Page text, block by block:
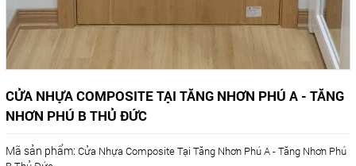
CỬA NHỰA COMPOSITE TẠI TĂNG NHƠN PHÚ A - TĂNG
NHƠN PHÚ B THỦ ĐỨC
Mã sản phẩm: Cửa Nhựa Composite Tại Tăng Nhơn Phú A - Tăng Nhơn Phú